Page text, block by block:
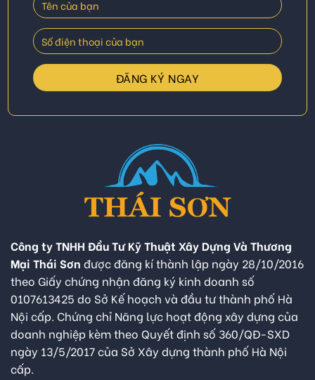
Công ty TNHH Đầu Tư Kỹ Thuật Xây Dựng Và Thương
Mại Thái Sơn được đăng kí thành lập ngày 28/10/2016
theo Giấy chứng nhận đăng ký kinh doanh số
0107613425 do Sở Kế hoạch và đầu tư thành phố Hà
Nội cấp. Chứng chỉ Năng lực hoạt động xây dựng của
doanh nghiệp kèm theo Quyết định số 360/QĐ-SXD
ngày 13/5/2017 của Sở Xây dựng thành phố Hà Nội
cấp.